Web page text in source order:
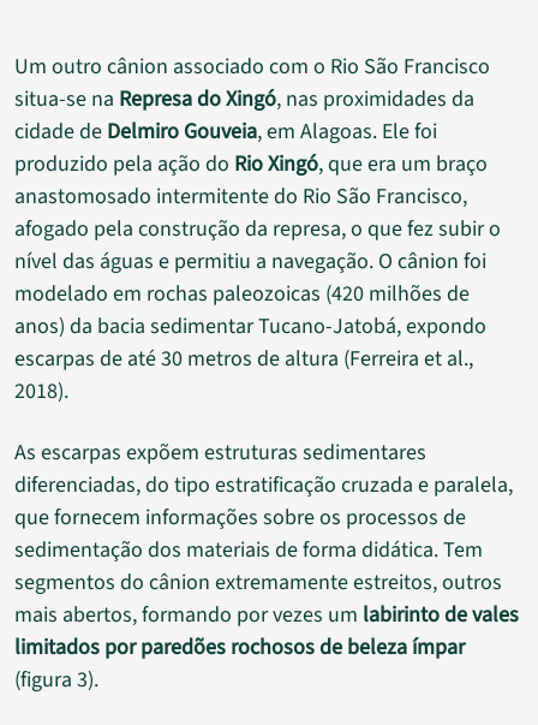
Um outro cânion associado com o Rio São Francisco
situa-se na Represa do Xingó, nas proximidades da
cidade de Delmiro Gouveia, em Alagoas. Ele foi
produzido pela ação do Rio Xingó, que era um braço
anastomosado intermitente do Rio São Francisco,
afogado pela construção da represa, o que fez subir o
nível das águas e permitiu a navegação. O cânion foi
modelado em rochas paleozoicas (420 milhões de
anos) da bacia sedimentar Tucano-Jatobá, expondo
escarpas de até 30 metros de altura (Ferreira et al.,
2018).
As escarpas expõem estruturas sedimentares
diferenciadas, do tipo estratificação cruzada e paralela,
que fornecem informações sobre os processos de
sedimentação dos materiais de forma didática. Tem
segmentos do cânion extremamente estreitos, outros
mais abertos, formando por vezes um labirinto de vales
limitados por paredões rochosos de beleza ímpar
(figura 3).